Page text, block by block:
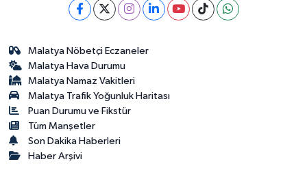
Malatya Nöbetçi Eczaneler
Malatya Hava Durumu
Malatya Namaz Vakitleri
Malatya Trafik Yoğunluk Haritası
Puan Durumu ve Fikstür
Tüm Manşetler
Son Dakika Haberleri
Haber Arşivi